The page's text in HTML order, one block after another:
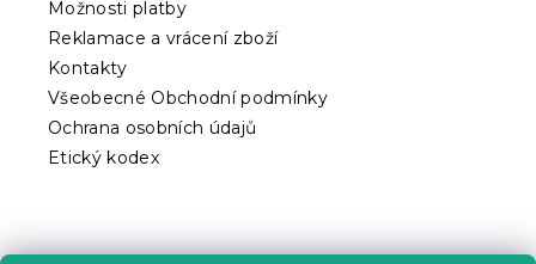
Možnosti platby
Reklamace a vrácení zboží
Kontakty
Všeobecné Obchodní podmínky
Ochrana osobních údajů
Etický kodex